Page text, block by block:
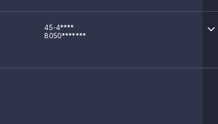
45-4****
8050*******